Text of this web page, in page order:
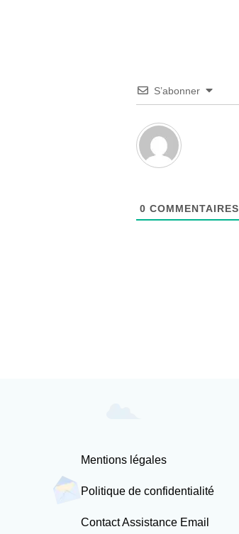
S’abonner
0 COMMENTAIRES
Mentions légales
Politique de confidentialité
Contact Assistance Email